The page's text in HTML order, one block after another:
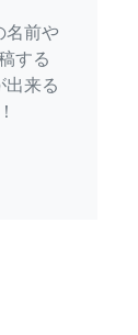
名前や
する
出来る